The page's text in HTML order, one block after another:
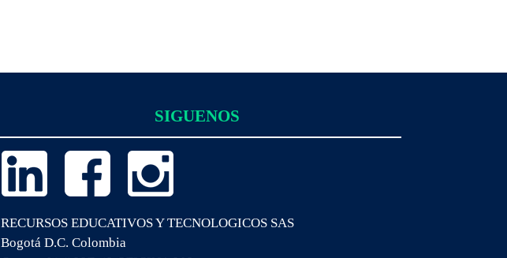
SIGUENOS
RECURSOS EDUCATIVOS Y TECNOLOGICOS SAS
Bogotá D.C. Colombia